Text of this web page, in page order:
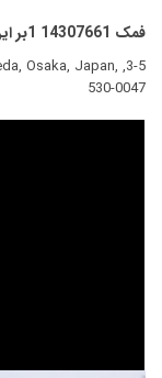
فمک 14307661 1بر این یومدا
Osaka, Japan,
530-0047